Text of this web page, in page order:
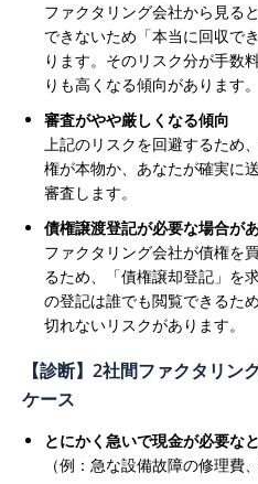
ファクタリング会社から見る
できないため「本当に回収で
ります。そのリスク分が手数
りも高くなる傾向があります。
審査がやや厳しくなる傾向
上記のリスクを回避するため
権が本物か、あなたが確実に
審査します。
債権譲渡登記が必要な場合が
ファクタリング会社が債権を
るため、「債権譲却登記」を
の登記は誰でも閲覧できるた
切れないリスクがあります。
【診断】2社間ファクタリン
ケース
とにかく急いで現金が必要な
（例：急な設備故障の修理費